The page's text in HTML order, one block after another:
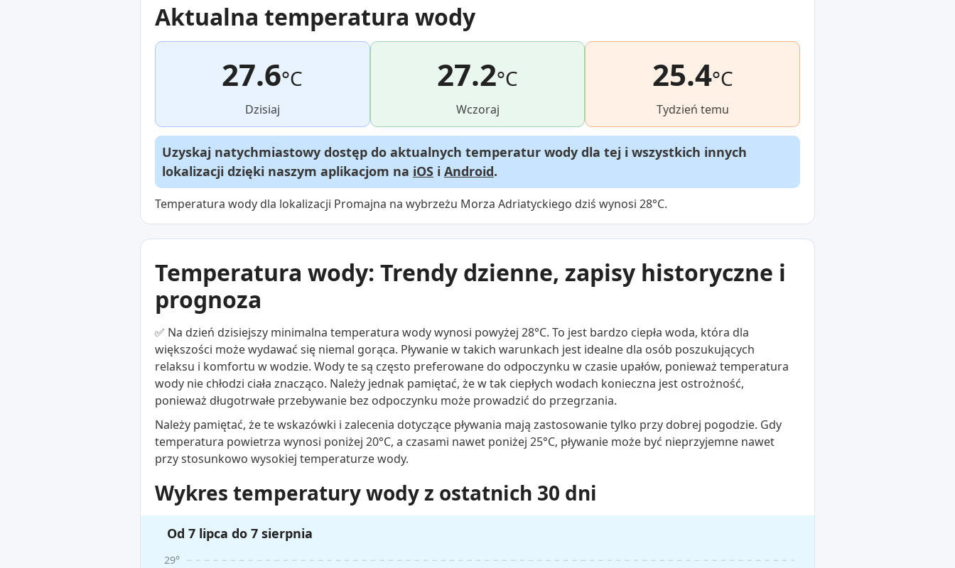
Aktualna temperatura wody
27.6°C
Dzisiaj
27.2°C
Wczoraj
25.4°C
Tydzień temu
Uzyskaj natychmiastowy dostęp do aktualnych temperatur wody dla tej i wszystkich innych
lokalizacji dzięki naszym aplikacjom na iOS i Android.
Temperatura wody dla lokalizacji Promajna na wybrzeżu Morza Adriatyckiego dziś wynosi 28°C.
Temperatura wody: Trendy dzienne, zapisy historyczne i
prognoza
✅ Na dzień dzisiejszy minimalna temperatura wody wynosi powyżej 28°C. To jest bardzo ciepła woda, która dla
większości może wydawać się niemal gorąca. Pływanie w takich warunkach jest idealne dla osób poszukujących
relaksu i komfortu w wodzie. Wody te są często preferowane do odpoczynku w czasie upałów, ponieważ temperatura
wody nie chłodzi ciała znacząco. Należy jednak pamiętać, że w tak ciepłych wodach konieczna jest ostrożność,
ponieważ długotrwałe przebywanie bez odpoczynku może prowadzić do przegrzania.
Należy pamiętać, że te wskazówki i zalecenia dotyczące pływania mają zastosowanie tylko przy dobrej pogodzie. Gdy
temperatura powietrza wynosi poniżej 20°C, a czasami nawet poniżej 25°C, pływanie może być nieprzyjemne nawet
przy stosunkowo wysokiej temperaturze wody.
Wykres temperatury wody z ostatnich 30 dni
Od 7 lipca do 7 sierpnia
29°